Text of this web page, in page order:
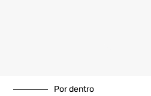
Por dentro